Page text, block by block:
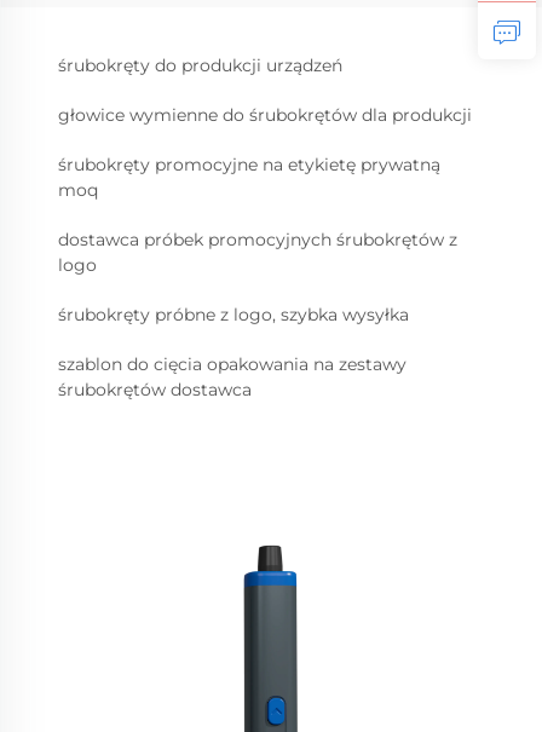
śrubokręty do produkcji urządzeń
głowice wymienne do śrubokrętów dla produkcji
śrubokręty promocyjne na etykietę prywatną
moq
dostawca próbek promocyjnych śrubokrętów z
logo
śrubokręty próbne z logo, szybka wysyłka
szablon do cięcia opakowania na zestawy
śrubokrętów dostawca